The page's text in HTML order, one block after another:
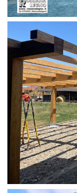
STRUTTURA
STRUTTURA